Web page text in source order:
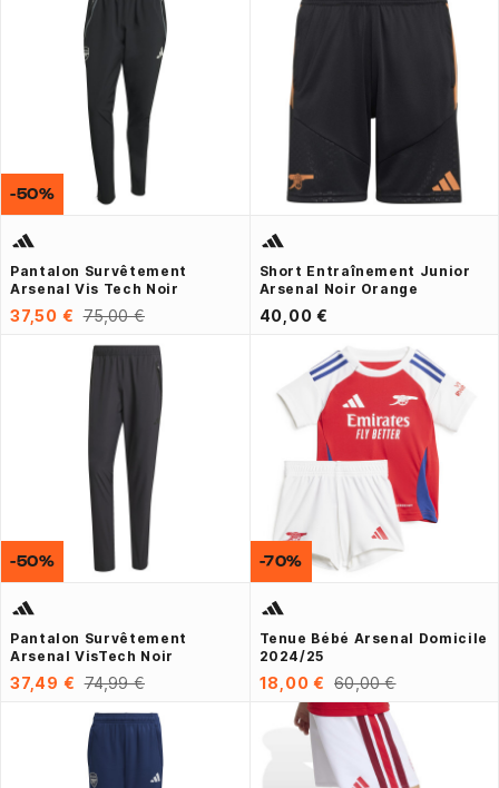
Pantalon Survêtement
Arsenal Vis Tech Noir
37,50 € 75,00 €
-50%
Short Entraînement Junior
Arsenal Noir Orange
40,00 €
Pantalon Survêtement
Arsenal VisTech Noir
37,49 € 74,99 €
-50%
Tenue Bébé Arsenal Domicile
2024/25
18,00 € 60,00 €
-70%